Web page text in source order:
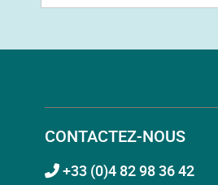
CONTACTEZ-NOUS
+33 (0)4 82 98 36 42